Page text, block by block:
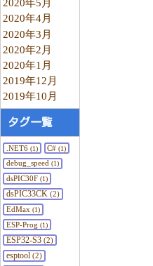
2020年5月
2020年4月
2020年3月
2020年2月
2020年1月
2019年12月
2019年10月
タグ一覧
.NET6(1) C# (1)
debug_speed(1)
dsPIC30F(1)
dsPIC33CK (2)
EdMax (1)
ESP-Prog (1)
ESP32-S3 (2)
esptool (2)